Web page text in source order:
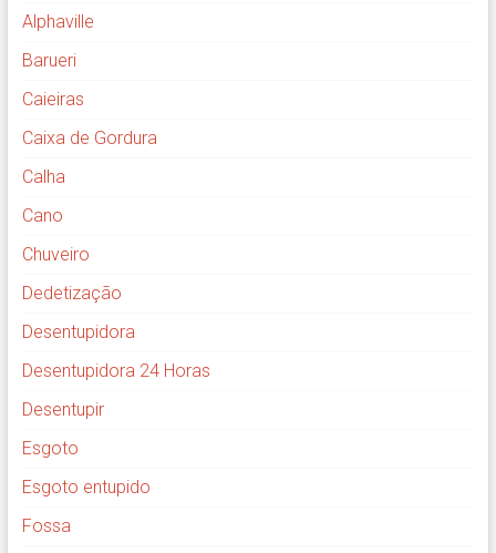
Alphaville
Barueri
Caieiras
Caixa de Gordura
Calha
Cano
Chuveiro
Dedetização
Desentupidora
Desentupidora 24 Horas
Desentupir
Esgoto
Esgoto entupido
Fossa